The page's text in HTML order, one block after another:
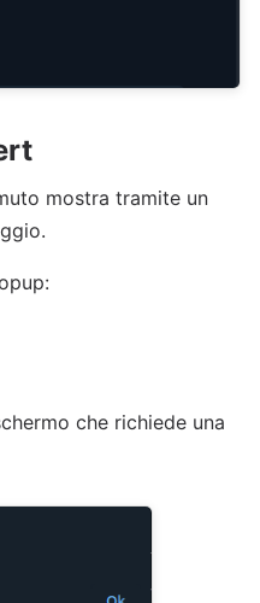
mostra tramite un
che richiede una